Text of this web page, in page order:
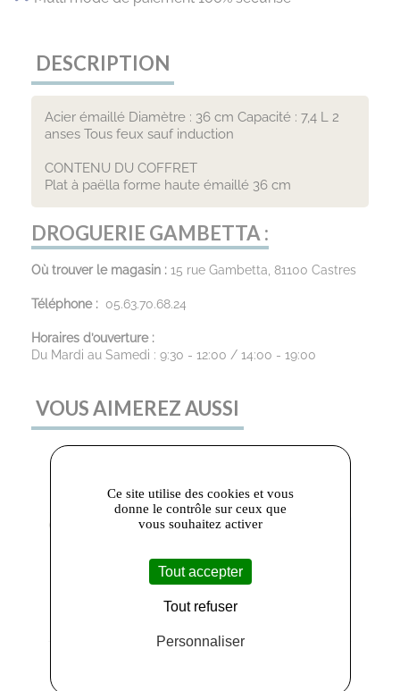
DESCRIPTION
Acier émaillé Diamètre : 36 cm Capacité : 7,4 L 2
anses Tous feux sauf induction
CONTENU DU COFFRET
Plat à paëlla forme haute émaillé 36 cm
DROGUERIE GAMBETTA :
Où trouver le magasin : 15 rue Gambetta, 81100 Castres
Téléphone : 05.63.70.68.24
Horaires d’ouverture :
Du Mardi au Samedi : 9:30 - 12:00 / 14:00 - 19:00
VOUS AIMEREZ AUSSI
Ce site utilise des cookies et vous
donne le contrôle sur ceux que
vous souhaitez activer
Tout accepter
Tout refuser
Personnaliser